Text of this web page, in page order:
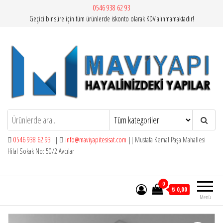
0546 938 62 93
Geçici bir süre için tüm ürünlerde iskonto olarak KDV alınmamaktadır!
Mavi Yapı | Vitra Artema
0546 938 62 93 || info@maviyapitesisat.com || Mustafa Kemal Paşa Mahallesi
Hilal Sokak No: 50/2 Avcılar
Menü
0
₺ 0,00